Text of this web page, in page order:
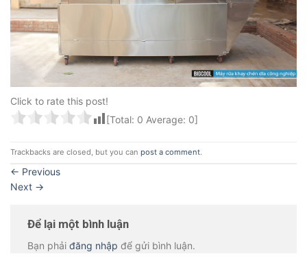
Click to rate this post!
[Total: 0 Average: 0]
Trackbacks are closed, but you can post a comment.
← Previous
Next →
Để lại một bình luận
Bạn phải đăng nhập để gửi bình luận.